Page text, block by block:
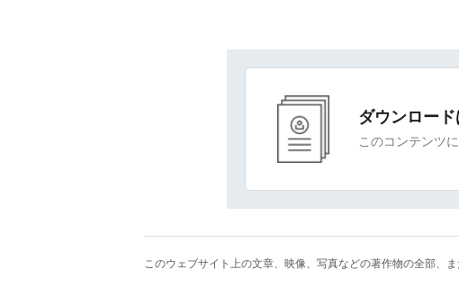
ダウンロード
このコンテンツ
このウェブサイト上の文章、映像、写真などの著作物の全部、